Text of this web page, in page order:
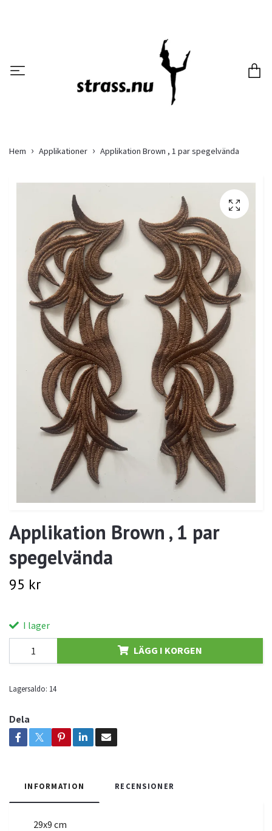
Hem Applikationer Applikation Brown , 1 par spegelvända
Applikation Brown , 1 par
spegelvända
95 kr
I lager
LÄGG I KORGEN
Lagersaldo: 14
Dela
INFORMATION RECENSIONER
29x9 cm